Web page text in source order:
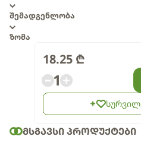
შემადგენლობა
ზომა
18.25 ₾
1
ᲛᲡᲒᲐᲕᲡᲘ ᲞᲠᲝᲓᲣᲥᲢᲔᲑᲘ